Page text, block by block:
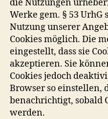
die Nutzungen
Werke gem. § 53 UrhG
Nutzung unserer
Cookies möglich. Die
eingestellt, dass sie
akzeptieren. Sie
Cookies jedoch
Browser so einstellen,
benachrichtigt, sobald
werden.